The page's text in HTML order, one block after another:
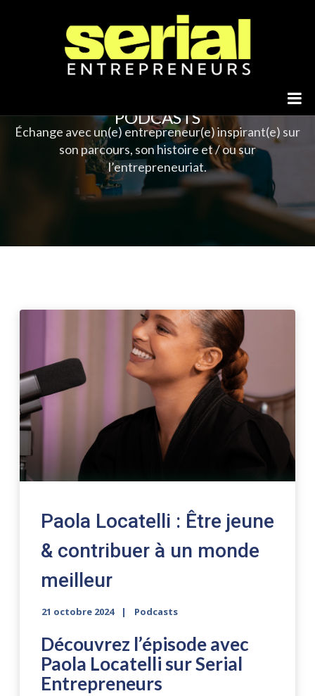
PODCASTS
Échange avec un(e) entrepreneur(e) inspirant(e) sur
son parcours, son histoire et / ou sur
l’entrepreneuriat.
Paola Locatelli : Être jeune
& contribuer à un monde
meilleur
21 octobre 2024 Podcasts
Découvrez l’épisode avec
Paola Locatelli sur Serial
Entrepreneurs